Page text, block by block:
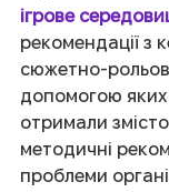
ігрове
рекомендації з
сюжетно-
допомогою яких
отримали
методичні
проблеми